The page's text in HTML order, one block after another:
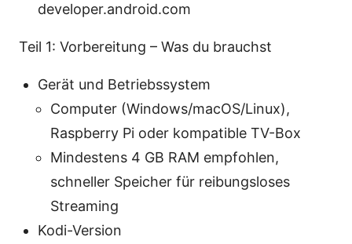
developer.android.com
Teil 1: Vorbereitung – Was du brauchst
Gerät und Betriebssystem
Computer (Windows/macOS/Linux),
Raspberry Pi oder kompatible TV-Box
Mindestens 4 GB RAM empfohlen,
schneller Speicher für reibungsloses
Streaming
Kodi-Version